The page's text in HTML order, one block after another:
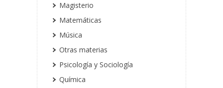
Magisterio
Matemáticas
Música
Otras materias
Psicología y Sociología
Química